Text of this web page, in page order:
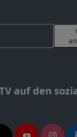
auf den